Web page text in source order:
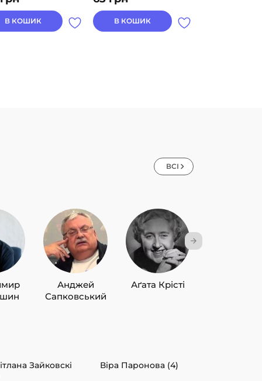
В КОШИК В КОШИК
ВСІ
Анджей
Сапковський
Аґата Крісті
Зайковскі
Віра Паронова (4)